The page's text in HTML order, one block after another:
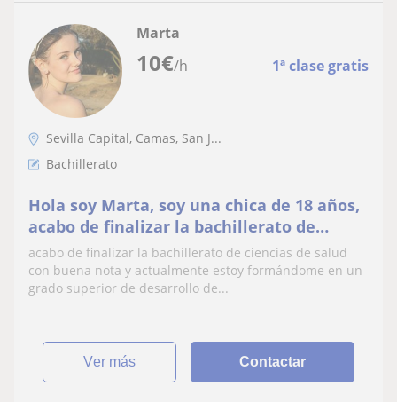
10€/h 1ª clase gratis
Marta
Sevilla Capital, Camas, San J...
Bachillerato
Hola soy Marta, soy una chica de 18 años,
acabo de finalizar la bachillerato de
ciencias de salud con buena nota y
actualmente estoy formándome en un
grado superior de desarrollo de
acabo de finalizar la bachillerato de ciencias de salud
con buena nota y actualmente estoy formándome en un
grado superior de desarrollo de...
ver más Contactar